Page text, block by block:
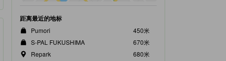
距离最近的地标
Pumori
450米
S-PAL FUKUSHIMA
670米
Repark
680米